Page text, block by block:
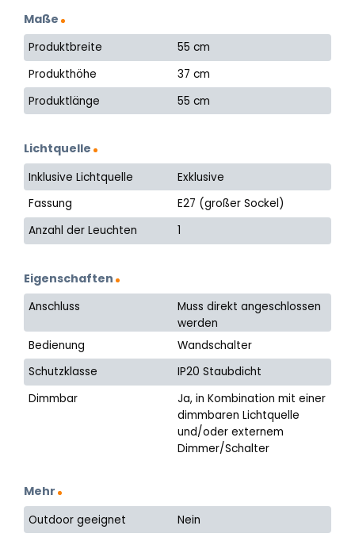
Maße
Produktbreite
55 cm
Produkthöhe
37 cm
Produktlänge
55 cm
Lichtquelle
Inklusive Lichtquelle
Exklusive
Fassung
E27 (großer Sockel)
Anzahl der Leuchten
1
Eigenschaften
Anschluss
Muss direkt angeschlossen
werden
Bedienung
Wandschalter
Schutzklasse
IP20 Staubdicht
Dimmbar
Ja, in Kombination mit einer
dimmbaren Lichtquelle
und/oder externem
Dimmer/Schalter
Mehr
Outdoor geeignet
Nein